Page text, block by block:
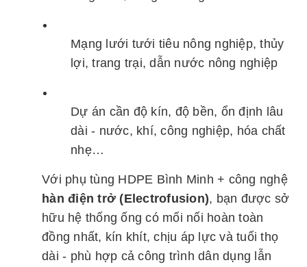
Mạng lưới tưới tiêu nông nghiệp, thủy
lợi, trang trại, dẫn nước nông nghiệp
Dự án cần độ kín, độ bền, ổn định lâu
dài - nước, khí, công nghiệp, hóa chất
nhẹ…
Với phụ tùng HDPE Bình Minh + công nghệ
hàn điện trở (Electrofusion), bạn được sở
hữu hệ thống ống có mối nối hoàn toàn
đồng nhất, kín khít, chịu áp lực và tuổi thọ
dài - phù hợp cả công trình dân dụng lẫn